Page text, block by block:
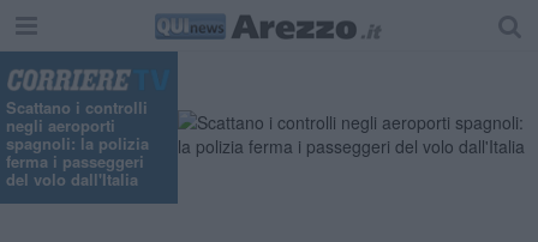
Scattano i controlli
negli aeroporti
spagnoli: la polizia
ferma i passeggeri
del volo dall'Italia